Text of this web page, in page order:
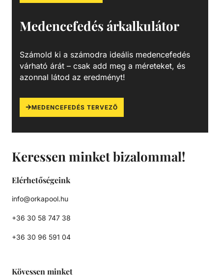
Keressen minket bizalommal!
Elérhetőségeink
info@orkapool.hu
+36 30 58 747 38
+36 30 96 591 04
Kövessen minket
Medencefedés árkalkulátor
Számold ki a számodra ideális medencefedés
várható árát – csak add meg a méreteket, és
azonnal látod az eredményt!
MEDENCEFEDÉS TERVEZŐ